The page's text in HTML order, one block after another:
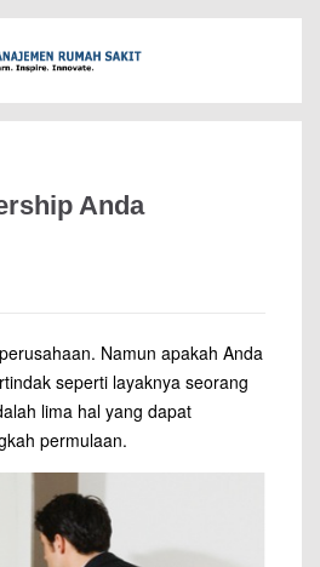
Anda
Namun apakah Anda
seperti layaknya seorang
lima hal yang dapat
permulaan.